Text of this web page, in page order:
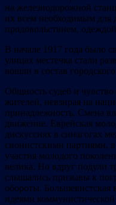
на железнодорожной
их всем необходимым для
продовольствием,
В начале 1917 года было
улицах местечка стали
вошли в состав городского
Общность судеб и
жителей, невзирая на
принадлежность. Смена
движение. Еврейская
дискуссиях в синагогах
сионистскими партиями,
участия молодого
велика. Но вдруг подули
слышались призывы к
обороты. Большевистская
идеями